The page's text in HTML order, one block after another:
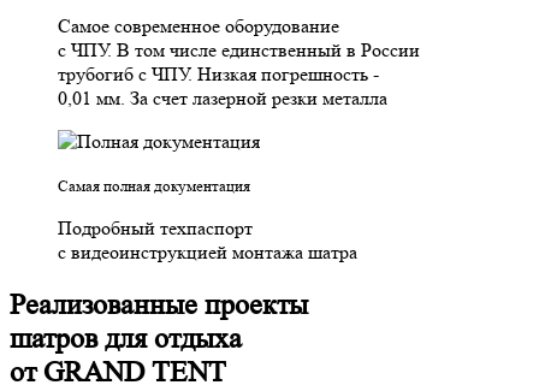
Самое современное оборудование
с ЧПУ. В том числе единственный в России
трубогиб с ЧПУ. Низкая погрешность -
0,01 мм. За счет лазерной резки металла
Самая полная документация
Подробный техпаспорт
с видеоинструкцией монтажа шатра
Реализованные проекты
шатров для отдыха
от GRAND TENT